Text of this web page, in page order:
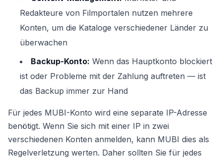
Redakteure von Filmportalen nutzen mehrere
Konten, um die Kataloge verschiedener Länder zu
überwachen
Backup-Konto: Wenn das Hauptkonto blockiert
ist oder Probleme mit der Zahlung auftreten — ist
das Backup immer zur Hand
Für jedes MUBI-Konto wird eine separate IP-Adresse
benötigt. Wenn Sie sich mit einer IP in zwei
verschiedenen Konten anmelden, kann MUBI dies als
Regelverletzung werten. Daher sollten Sie für jedes